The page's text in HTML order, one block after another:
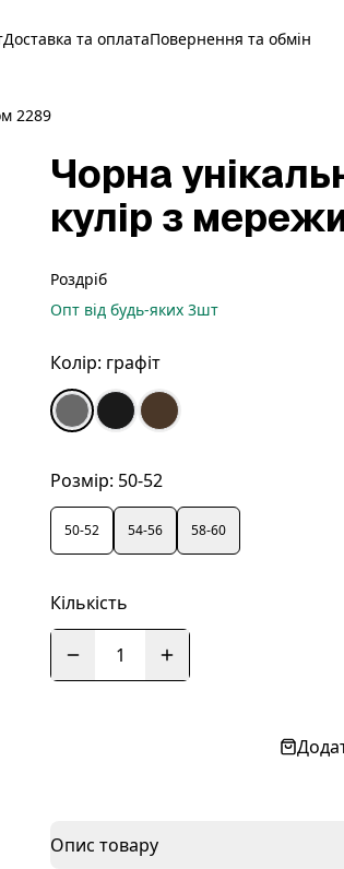
Доставка та оплатаПовернення та обмін
2289
Чорна
кулір з
Роздріб
Опт від будь-яких 3шт
Колір: графіт
Розмір: 50-52
50-52 54-56 58-60
Кількість
1
Опис товару